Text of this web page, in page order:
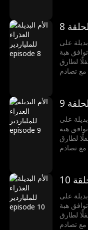
الشيء؟
8
على
هبة
لطارق
مع تصادم
الشيء؟
9
على
هبة
لطارق
مع تصادم
الشيء؟
10
على
هبة
لطارق
مع تصادم